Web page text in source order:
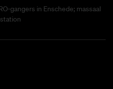
gangers in Enschede; massaal